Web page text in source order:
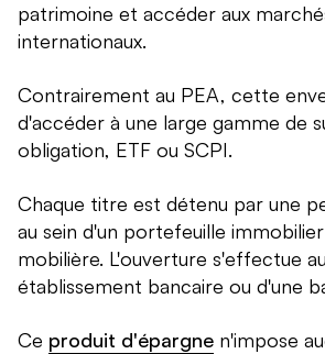
patrimoine et accéder aux
internationaux.
Contrairement au PEA, cette
d'accéder à une large gamme de
obligation, ETF ou SCPI.
Chaque titre est détenu par une
au sein d'un portefeuille
mobilière. L'ouverture s'effectue
établissement bancaire ou d'une
Ce produit d'épargne n'impose